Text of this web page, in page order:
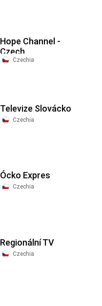
Hope Channel -
Czech
Czechia
Televize Slovácko
Czechia
Ócko Expres
Czechia
Regionální TV
Czechia